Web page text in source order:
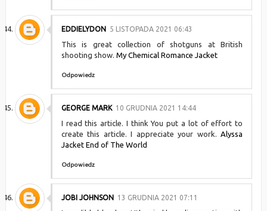
EDDIELYDON 5 LISTOPADA 2021 06:43
This is great collection of shotguns at British
shooting show. My Chemical Romance Jacket
Odpowiedz
GEORGE MARK 10 GRUDNIA 2021 14:44
I read this article. I think You put a lot of effort to
create this article. I appreciate your work.Alyssa
Jacket End of The World
Odpowiedz
JOBI JOHNSON 13 GRUDNIA 2021 07:11